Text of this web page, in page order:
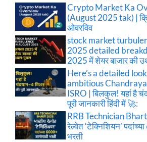
Crypto Market Ka
(August 2025 tak) |
ओवरविव
stock market
2025 detailed
2025 में शेयर बाजार की
Here’s a detailed
ambitious
ISRO | बिलकुल! यहां है
पूरी जानकारी हिंदी में 🚀:
RRB Technician
रेल्वेत ‘टेक्निशियन’
भरती